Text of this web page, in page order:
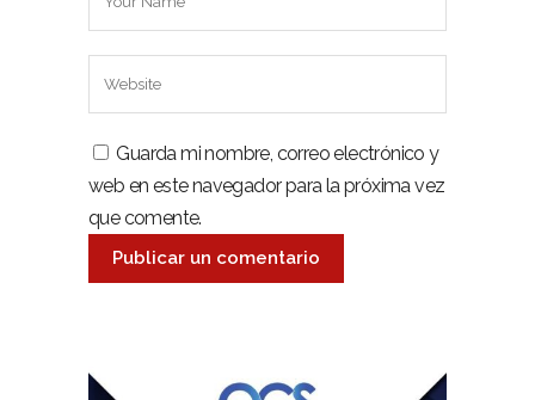
Guarda mi nombre, correo electrónico y
web en este navegador para la próxima vez
que comente.